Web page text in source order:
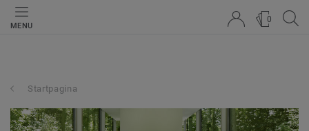
MENU
0
Startpagina